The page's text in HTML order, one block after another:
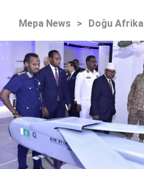
Mepa News > Doğu Afrika